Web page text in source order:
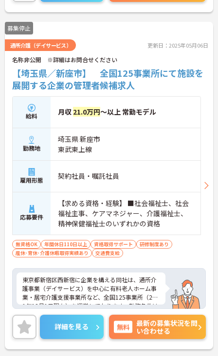
募集停止
通所介護（デイサービス） 更新日：2025年05月06日
名称非公開 ※詳細はお問合せください
【埼玉県／新座市】 全国125事業所にて施設を
展開する企業の管理者候補求人
給料 月収 21.0万円～以上 常勤モデル
勤務地
埼玉県 新座市
東武東上線
雇用形態 契約社員・嘱託社員
応募要件
【求める資格・経験】 ■社会福祉士、社会
福祉主事、ケアマネジャー、介護福祉士、
精神保健福祉士のいずれかの資格
無資格OK 年間休日110日以上 資格取得サポート
研修制度あり
産休･育休･介護休暇取得実績あり
交通費支給
東京都新宿区西新宿に企業を構える同社は、通所介
護事業（デイサービス）を中心に有料老人ホーム事
業・居宅介護支援事業所など、全国125事業所（201
1年12月1日現在）を運営しております。勤務条件は
日勤のみで残業はありませんので、仕事とプライベ
ートが両立できる環境があります。また、ブランク
のある方でも、研修制度が充実しておりますので、
安心してお仕事をスタートして頂けます。
ご興味ある方には、面接対策ポイントなど、さらに
詳細を見る 無料
最新の募集状況を問
い合わせる